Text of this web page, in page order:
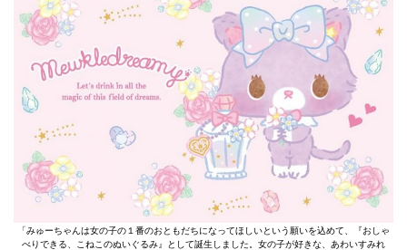
「みゅーちゃんは女の子の１番のおともだちになってほしいという願いを込めて、『おしゃ
べりできる、こねこのぬいぐるみ』として誕生しました。女の子が好きな、あわいすみれ